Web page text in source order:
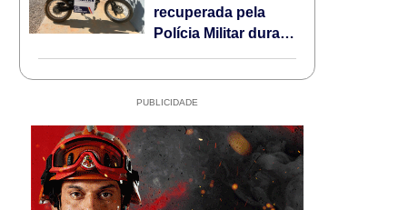
recuperada pela
Polícia Militar durante
PUBLICIDADE